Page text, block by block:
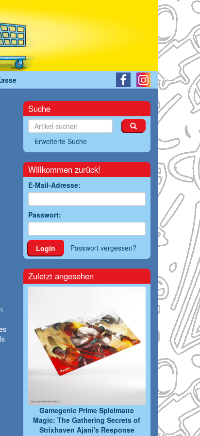
Suche
Erweiterte Suche
Willkommen zurück!
E-Mail-Adresse:
Passwort:
Login Passwort vergessen?
Zuletzt angesehen
Gamegenic Prime Spielmatte
Magic: The Gathering Secrets of
Strixhaven Ajani's Response